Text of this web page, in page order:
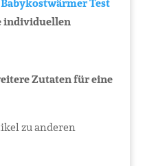
individuellen
Zutaten für eine
zu anderen